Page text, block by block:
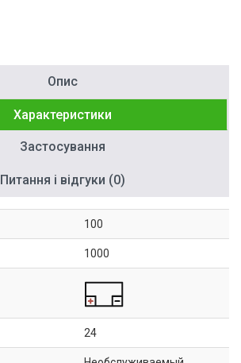
Опис
Характеристики
Застосування
Питання і відгуки (0)
100
1000
24